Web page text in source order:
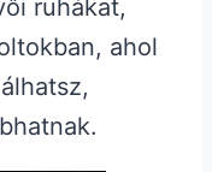
ruhákat,
ahol